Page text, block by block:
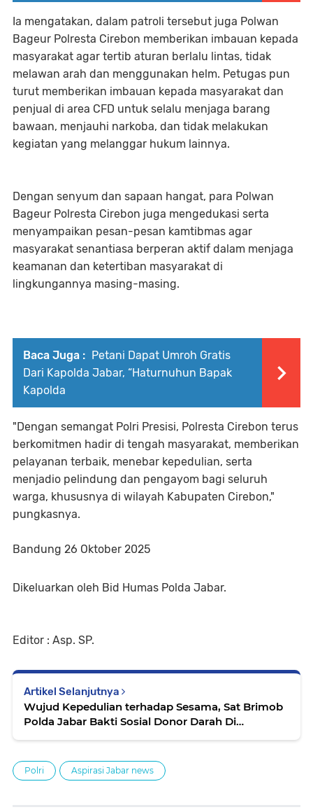
Ia mengatakan, dalam patroli tersebut juga Polwan
Bageur Polresta Cirebon memberikan imbauan kepada
masyarakat agar tertib aturan berlalu lintas, tidak
melawan arah dan menggunakan helm. Petugas pun
turut memberikan imbauan kepada masyarakat dan
penjual di area CFD untuk selalu menjaga barang
bawaan, menjauhi narkoba, dan tidak melakukan
kegiatan yang melanggar hukum lainnya.
Dengan senyum dan sapaan hangat, para Polwan
Bageur Polresta Cirebon juga mengedukasi serta
menyampaikan pesan-pesan kamtibmas agar
masyarakat senantiasa berperan aktif dalam menjaga
keamanan dan ketertiban masyarakat di
lingkungannya masing-masing.
Baca Juga : Petani Dapat Umroh Gratis
Dari Kapolda Jabar, “Haturnuhun Bapak
Kapolda
"Dengan semangat Polri Presisi, Polresta Cirebon terus
berkomitmen hadir di tengah masyarakat, memberikan
pelayanan terbaik, menebar kepedulian, serta
menjadio pelindung dan pengayom bagi seluruh
warga, khususnya di wilayah Kabupaten Cirebon,"
pungkasnya.
Bandung 26 Oktober 2025
Dikeluarkan oleh Bid Humas Polda Jabar.
Editor : Asp. SP.
Artikel Selanjutnya
Wujud Kepedulian terhadap Sesama, Sat Brimob
Polda Jabar Bakti Sosial Donor Darah Di
Polri Aspirasi Jabar news